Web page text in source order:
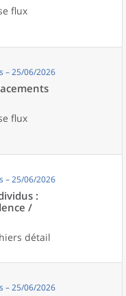
flux
– 25/06/2026
flux
– 25/06/2026
:
/
détail
– 25/06/2026